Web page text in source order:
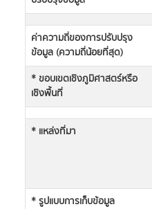
ค่าความถี่ของการปรับปรุง
ข้อมูล (ความถี่น้อยที่สุด)
* ขอบเขตเชิงภูมิศาสตร์หรือ
เชิงพื้นที่
* แหล่งที่มา
* รูปแบบการเก็บข้อมูล